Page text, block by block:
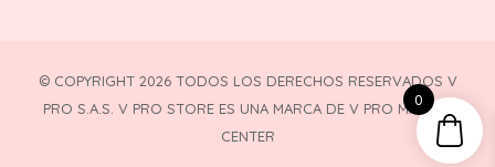
© COPYRIGHT 2026 TODOS LOS DERECHOS RESERVADOS V
PRO S.A.S. V PRO STORE ES UNA MARCA DE V PRO MAKEUP
CENTER
0